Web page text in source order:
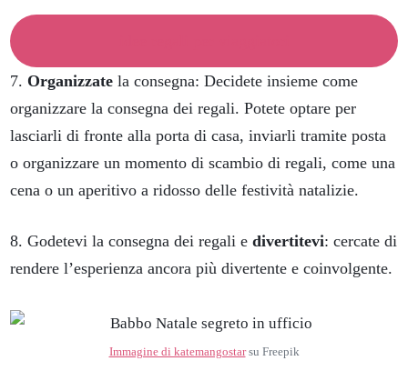
7. Organizzate la consegna: Decidete insieme come
organizzare la consegna dei regali. Potete optare per
lasciarli di fronte alla porta di casa, inviarli tramite posta
o organizzare un momento di scambio di regali, come una
cena o un aperitivo a ridosso delle festività natalizie.
8. Godetevi la consegna dei regali e divertitevi: cercate di
rendere l’esperienza ancora più divertente e coinvolgente.
Immagine di katemangostarsu Freepik